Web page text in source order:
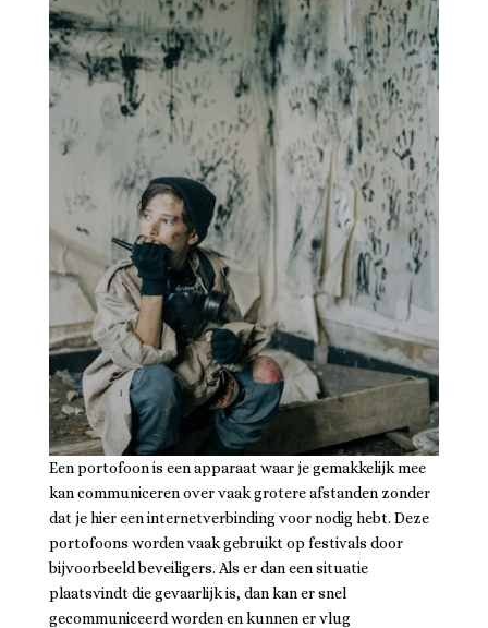
Een portofoon is een apparaat waar je gemakkelijk mee
kan communiceren over vaak grotere afstanden zonder
dat je hier een internetverbinding voor nodig hebt. Deze
portofoons worden vaak gebruikt op festivals door
bijvoorbeeld beveiligers. Als er dan een situatie
plaatsvindt die gevaarlijk is, dan kan er snel
gecommuniceerd worden en kunnen er vlug